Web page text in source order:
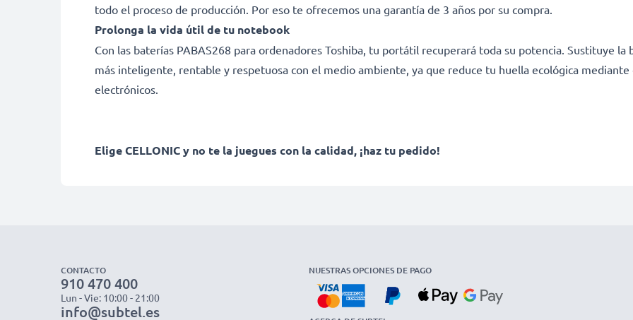
todo el proceso de producción. Por eso te ofrecemos una garantía de 3 años por su compra.
Prolonga la vida útil de tu notebook
Con las baterías PABAS268 para ordenadores Toshiba, tu portátil recuperará toda su potencia. Sustituye
más inteligente, rentable y respetuosa con el medio ambiente, ya que reduce tu huella ecológica
electrónicos.
Elige CELLONIC y no te la juegues con la calidad, ¡haz tu pedido!
CONTACTO
910 470 400
Lun - Vie: 10:00 - 21:00
info@subtel.es
NUESTRAS OPCIONES DE PAGO